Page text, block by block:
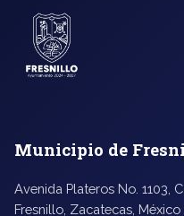
Municipio de
Avenida Plateros No. 1103,
Fresnillo, Zacatecas, México